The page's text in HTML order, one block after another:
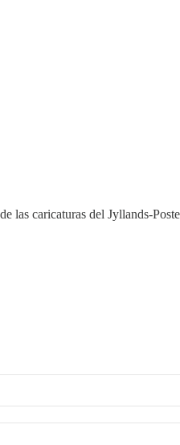
las caricaturas del Jyllands-